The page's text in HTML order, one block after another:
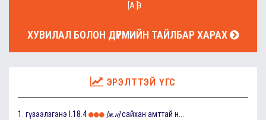
[А.Ө]
ХУВИЛАЛ БОЛОН ДҮРМИЙН ТАЙЛБАР ХАРАХ
ЭРЭЛТТЭЙ ҮГС
1. гүзээлзгэнэ I.18.4 [ж.н] сайхан амттай н...